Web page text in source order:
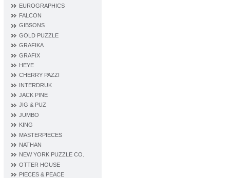
EUROGRAPHICS
FALCON
GIBSONS
GOLD PUZZLE
GRAFIKA
GRAFIX
HEYE
CHERRY PAZZI
INTERDRUK
JACK PINE
JIG & PUZ
JUMBO
KING
MASTERPIECES
NATHAN
NEW YORK PUZZLE CO.
OTTER HOUSE
PIECES & PEACE